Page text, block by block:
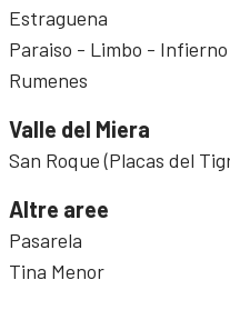
Estraguena
Paraiso - Limbo - Infierno
Rumenes
Valle del Miera
San Roque (Placas del
Altre aree
Pasarela
Tina Menor